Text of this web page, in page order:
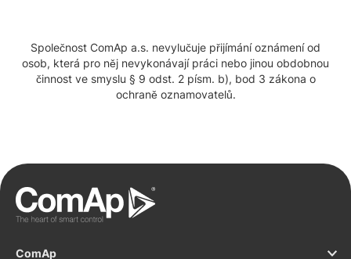
Společnost ComAp a.s. nevylučuje přijímání oznámení od
osob, která pro něj nevykonávají práci nebo jinou obdobnou
činnost ve smyslu § 9 odst. 2 písm. b), bod 3 zákona o
ochraně oznamovatelů.
ComAp